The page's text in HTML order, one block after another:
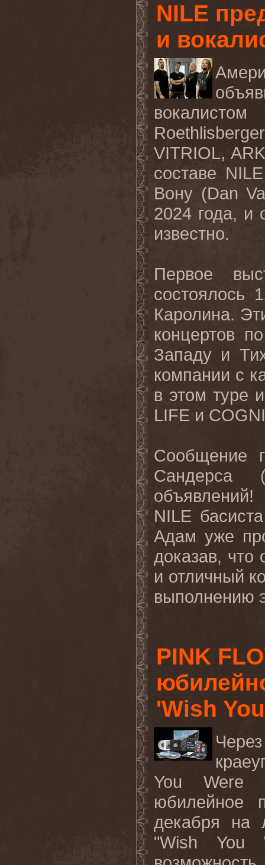
NILE
и
Roethlisberger
VITRIOL,
составе NILE
Вону (Dan
2024 года, и
известно.
Первое
состоялось
Каролина.
концертов
Западу и
компании с
в этом туре
LIFE и
Сообщение
Сандерса
NILE
Адам уже
доказав, что
и отличный
выполнению
PINK
'Wish
You
Were
юбилейное
декабря на
"Wish You